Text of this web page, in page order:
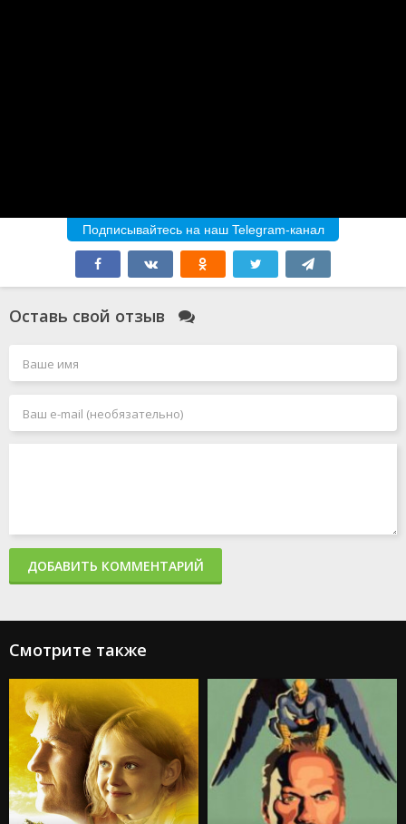
Подписывайтесь на наш Telegram-канал
Оставь свой отзыв
ДОБАВИТЬ КОММЕНТАРИЙ
Смотрите также